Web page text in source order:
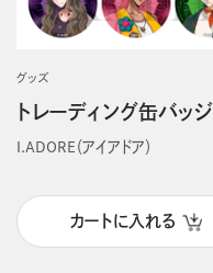
グッズ
トレーディング缶バッジ
I.ADORE（アイアドア）
カートに入れる